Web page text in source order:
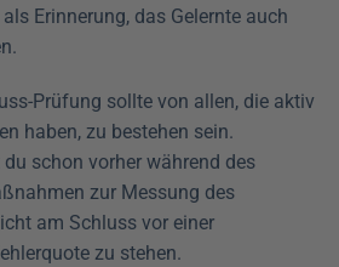
Erinnerung, das Gelernte auch
Prüfung sollte von allen, die aktiv
haben, zu bestehen sein.
schon vorher während des
zur Messung des
am Schluss vor einer
zu stehen.